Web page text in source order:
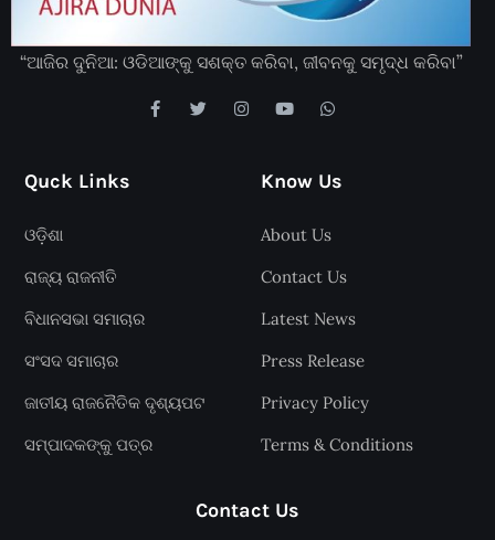
“ଆଜିର ଦୁନିଆ: ଓଡିଆଙ୍କୁ ସଶକ୍ତ କରିବା, ଜୀବନକୁ ସମୃଦ୍ଧ କରିବା”
Quck Links
ଓଡ଼ିଶା
ରାଜ୍ୟ ରାଜନୀତି
ବିଧାନସଭା ସମାଚାର
ସଂସଦ ସମାଚାର
ଜାତୀୟ ରାଜନୈତିକ ଦୃଶ୍ୟପଟ
ସମ୍ପାଦକଙ୍କୁ ପତ୍ର
Know Us
About Us
Contact Us
Latest News
Press Release
Privacy Policy
Terms & Conditions
Contact Us